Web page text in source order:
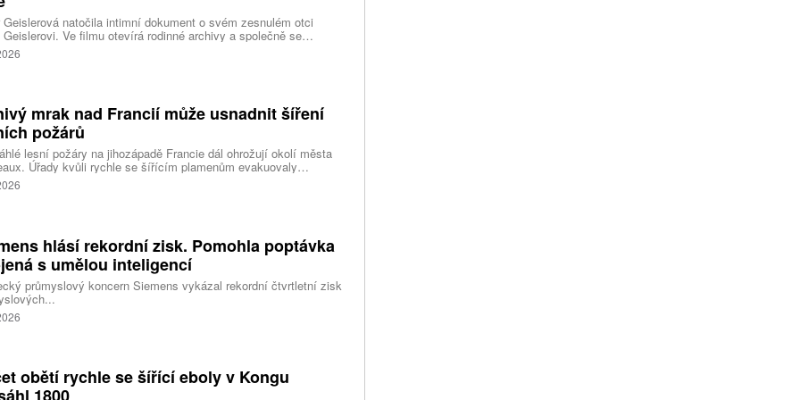
Geislerová natočila intimní dokument o svém zesnulém otci
Geislerovi. Ve filmu otevírá rodinné archivy a společně se
Aňou skládá portrét talentovaného muže, který měl v sobě
i temnější stránku.
mrak nad Francií může usnadnit šíření
požárů
lesní požáry na jihozápadě Francie dál ohrožují okolí města
Úřady kvůli rychle se šířícím plamenům evakuovaly
lidí a nevylučují ani další rozšiřování bezpečnostních
Hasiči zároveň čelí neobvyklému jevu, který podle nich
hlásí rekordní zisk. Pomohla poptávka
s umělou inteligencí
průmyslový koncern Siemens vykázal rekordní čtvrtletní zisk
obětí rychle se šířící eboly v Kongu